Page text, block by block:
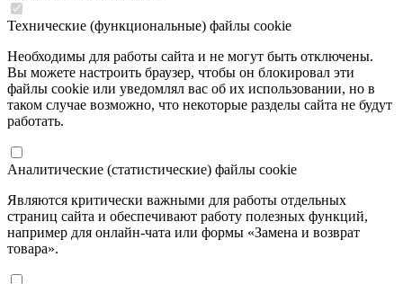
Технические (функциональные) файлы cookie
Необходимы для работы сайта и не могут быть отключены.
Вы можете настроить браузер, чтобы он блокировал эти
файлы cookie или уведомлял вас об их использовании, но в
таком случае возможно, что некоторые разделы сайта не будут
работать.
Аналитические (статистические) файлы cookie
Являются критически важными для работы отдельных
страниц сайта и обеспечивают работу полезных функций,
например для онлайн-чата или формы «Замена и возврат
товара».